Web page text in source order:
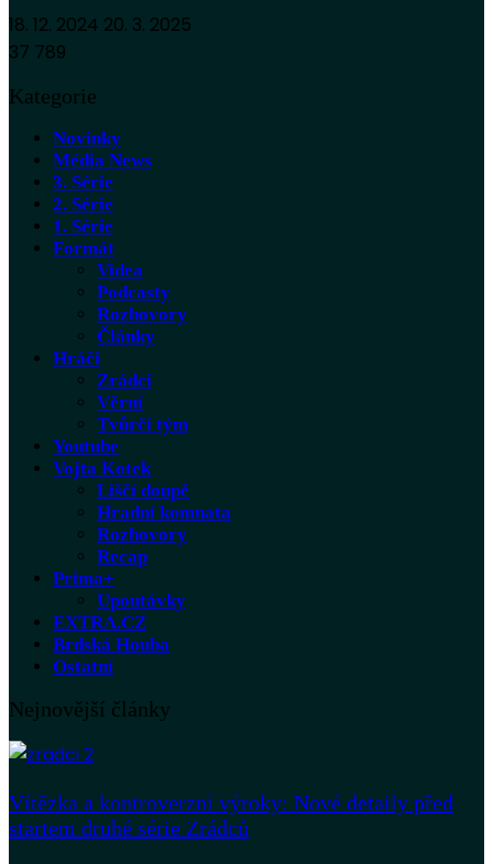
18. 12. 2024 20. 3. 2025
37 789
Kategorie
Novinky
Média News
3. Série
2. Série
1. Série
Formát
Videa
Podcasty
Rozhovory
Články
Hráči
Zrádci
Věrní
Tvůrčí tým
Youtube
Vojta Kotek
Liščí doupě
Hradní komnata
Rozhovory
Recap
Prima+
Upoutávky
EXTRA.CZ
Brdská Houba
Ostatní
Nejnovější články
Vítězka a kontroverzní výroky: Nové detaily před
startem druhé série Zrádců